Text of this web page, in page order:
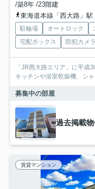
/築8年 /23階建
東海道本線「西大路」駅
駐輪場 オートロック
宅配ボックス
防犯カメラ
「JR西大路エリア」に平成
キッチンや浴室乾燥機、シ
募集中の部屋
過去掲載
賃貸マンション